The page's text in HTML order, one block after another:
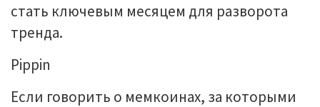
стать ключевым месяцем для разворота
тренда.
Pippin
Если говорить о мемкоинах, за которыми